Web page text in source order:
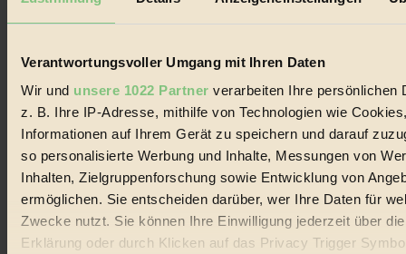
Verantwortungsvoller Umgang mit Ihren Daten
Wir und unsere 1022 Partner verarbeiten Ihre persönlichen
z. B. Ihre IP-Adresse, mithilfe von Technologien wie
Informationen auf Ihrem Gerät zu speichern und darauf
so personalisierte Werbung und Inhalte, Messungen von
Inhalten, Zielgruppenforschung sowie Entwicklung von
ermöglichen. Sie entscheiden darüber, wer Ihre Daten für
Zwecke nutzt. Sie können Ihre Einwilligung jederzeit über
Erklärung oder durch Klicken auf das Privacy Trigger
Biorama steht für einen nachhaltigen Lebensstil und bewussten
Lebenswandel. Es ist eine moderne Plattform für Ideen, Menschen
Handels mit Bioprodukten, des Fair-Trade sowie der Branche
alternativer Energien.
Social Media
22.601 Fans auf Facebook
3.415 Follower auf Twitter
Folge uns auf Instagram
Themen
Bio